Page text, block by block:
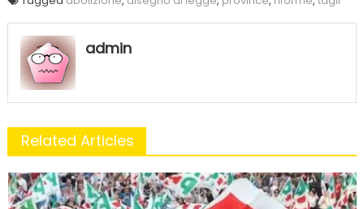
admin
Related Articles